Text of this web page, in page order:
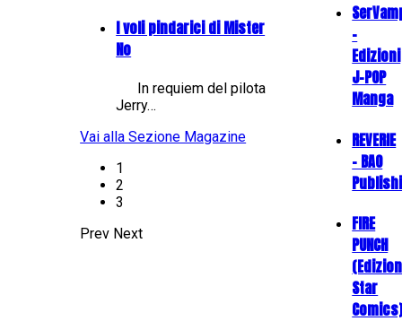
I voli pindarici di Mister
No
In requiem del pilota
Jerry…
Vai alla Sezione Magazine
1
2
3
Prev Next
-
Edizioni
J-POP
Manga
REVERIE
- BAO
FIRE
PUNCH
Star